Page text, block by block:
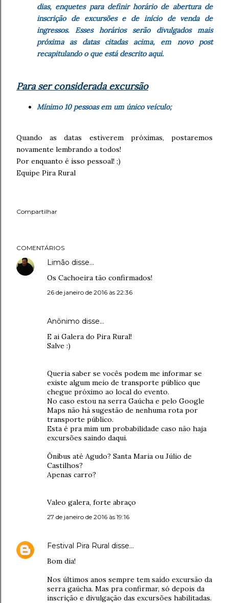
dias, enquetes para definir horário de abertura de
inscrição de excursões e de início de venda de
ingressos. Esses horários serão divulgados mais
próxima as datas citadas acima, em novo post
recapitulando o que está descrito aqui.
Para ser considerada excursão
Mínimo 10 pessoas em um único veículo;
Quando as datas estiverem próximas, postaremos
novamente lembrando a todos!
Por enquanto é isso pessoal! ;)
Equipe Pira Rural
Compartilhar
COMENTÁRIOS
Limão disse…
Os Cachoeira tão confirmados!
26 de janeiro de 2016 às 22:36
Anônimo disse…
E ai Galera do Pira Rural!
Salve :)
Queria saber se vocês podem me informar se
existe algum meio de transporte público que
chegue próximo ao local do evento.
No caso estou na serra Gaúcha e pelo Google
Maps não há sugestão de nenhuma rota por
transporte público.
Esta é pra mim um probabilidade caso não haja
excursões saindo daqui.
Ônibus até Agudo? Santa Maria ou Júlio de
Castilhos?
Apenas carro?
Valeo galera, forte abraço
27 de janeiro de 2016 às 19:16
Festival Pira Rural disse…
Bom dia!
Nos últimos anos sempre tem saído excursão da
serra gaúcha. Mas pra confirmar, só depois da
inscrição e divulgação das excursões habilitadas.